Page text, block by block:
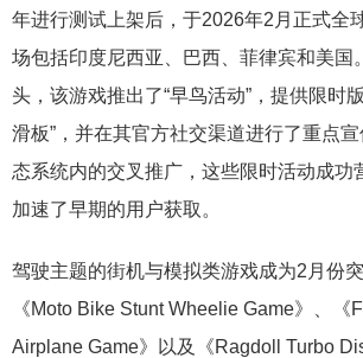
年进行测试上架后，于2026年2月正式全
场包括印度尼西亚、巴西、菲律宾和美国
头，该游戏推出了“早鸟活动”，提供限时
滑板”，并在其官方社交渠道进行了重点
态系统内的交叉推广，这些限时活动成功
加速了早期的用户获取。
驾驶主题的街机与模拟类游戏成为2月份
《Moto Bike Stunt Wheelie Game》、《
Airplane Game》以及《Ragdoll Turbo